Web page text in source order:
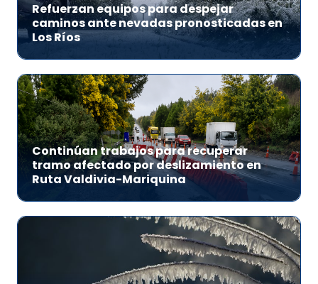
Refuerzan equipos para despejar
caminos ante nevadas pronosticadas en
Los Ríos
Continúan trabajos para recuperar
tramo afectado por deslizamiento en
Ruta Valdivia-Mariquina